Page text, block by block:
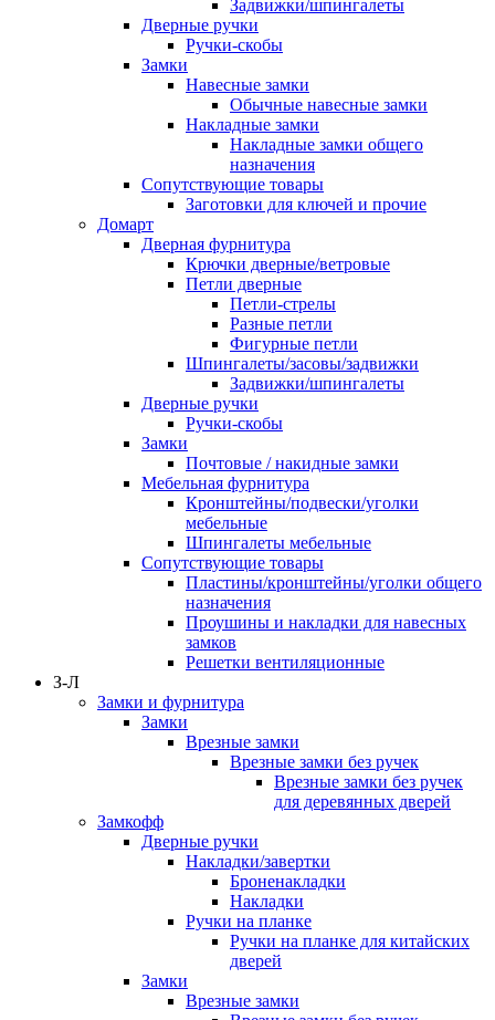
Задвижки/шпингалеты
Дверные ручки
Ручки-скобы
Замки
Навесные замки
Обычные навесные замки
Накладные замки
Накладные замки общего
назначения
Сопутствующие товары
Заготовки для ключей и прочие
Домарт
Дверная фурнитура
Крючки дверные/ветровые
Петли дверные
Петли-стрелы
Разные петли
Фигурные петли
Шпингалеты/засовы/задвижки
Задвижки/шпингалеты
Дверные ручки
Ручки-скобы
Замки
Почтовые / накидные замки
Мебельная фурнитура
Кронштейны/подвески/уголки
мебельные
Шпингалеты мебельные
Сопутствующие товары
Пластины/кронштейны/уголки общего
назначения
Проушины и накладки для навесных
замков
Решетки вентиляционные
З-Л
Замки и фурнитура
Замки
Врезные замки
Врезные замки без ручек
Врезные замки без ручек
для деревянных дверей
Замкофф
Дверные ручки
Накладки/завертки
Броненакладки
Накладки
Ручки на планке
Ручки на планке для китайских
дверей
Замки
Врезные замки